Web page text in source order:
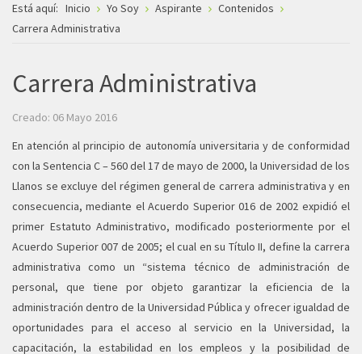
Está aquí: Inicio Yo Soy Aspirante
Contenidos
Carrera Administrativa
Carrera Administrativa
Creado: 06 Mayo 2016
En atención al principio de autonomía universitaria y de conformidad
con la Sentencia C – 560 del 17 de mayo de 2000, la Universidad de los
Llanos se excluye del régimen general de carrera administrativa y en
consecuencia, mediante el Acuerdo Superior 016 de 2002 expidió el
primer Estatuto Administrativo, modificado posteriormente por el
Acuerdo Superior 007 de 2005; el cual en su Título II, define la carrera
administrativa como un “sistema técnico de administración de
personal, que tiene por objeto garantizar la eficiencia de la
administración dentro de la Universidad Pública y ofrecer igualdad de
oportunidades para el acceso al servicio en la Universidad, la
capacitación, la estabilidad en los empleos y la posibilidad de